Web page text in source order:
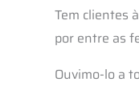
Tem clientes
por entre as
Ouvimo-lo a